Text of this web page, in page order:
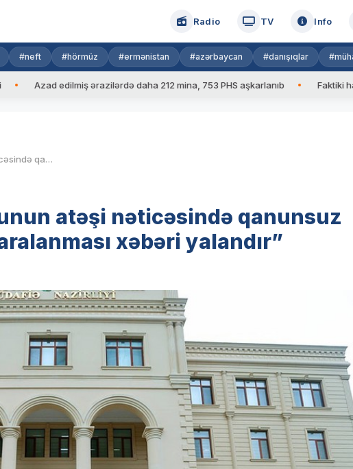
Radio TV Info
#neft #hörmüz #ermənistan #azərbaycan #danışıqlar
edilmiş ərazilərdə daha 212 mina, 753 PHS aşkarlanıb Faktiki hava: 39
MN: “Azərbaycan Ordusunun atəşi nəticəsində qanunsuz erməni dəstə üzvünün yaralanması xəbəri yalandır”
atəşi nəticəsində qanunsuz
xəbəri yalandır”